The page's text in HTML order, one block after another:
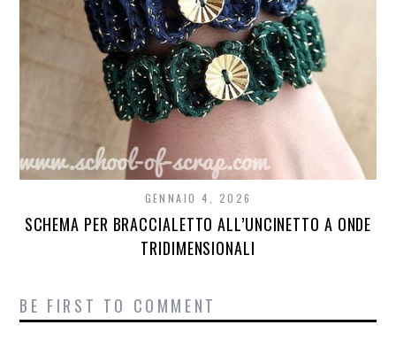
GENNAIO 4, 2026
SCHEMA PER BRACCIALETTO ALL’UNCINETTO A ONDE
TRIDIMENSIONALI
BE FIRST TO COMMENT